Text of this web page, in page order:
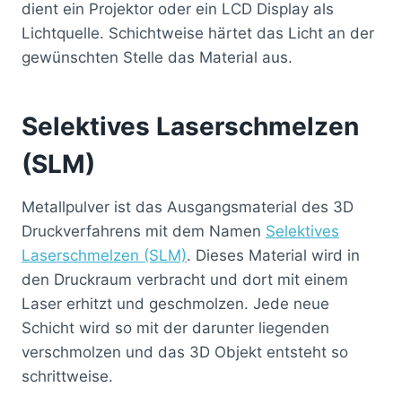
dient ein Projektor oder ein LCD Display als
Lichtquelle. Schichtweise härtet das Licht an der
gewünschten Stelle das Material aus.
Selektives Laserschmelzen
(SLM)
Metallpulver ist das Ausgangsmaterial des 3D
Druckverfahrens mit dem Namen Selektives
Laserschmelzen (SLM). Dieses Material wird in
den Druckraum verbracht und dort mit einem
Laser erhitzt und geschmolzen. Jede neue
Schicht wird so mit der darunter liegenden
verschmolzen und das 3D Objekt entsteht so
schrittweise.